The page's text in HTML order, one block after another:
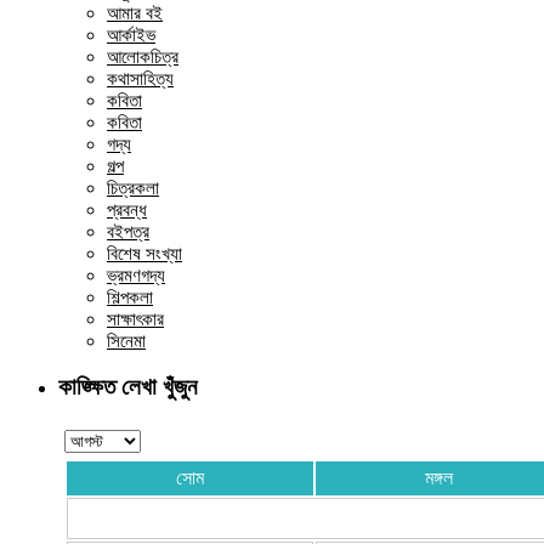
আমার বই
আর্কাইভ
আলোকচিত্র
কথাসাহিত্য
কবিতা
কবিতা
গদ্য
গল্প
চিত্রকলা
প্রবন্ধ
বইপত্র
বিশেষ সংখ্যা
ভ্রমণগদ্য
শিল্পকলা
সাক্ষাৎকার
সিনেমা
কাঙ্ক্ষিত লেখা খুঁজুন
সোম মঙ্গল